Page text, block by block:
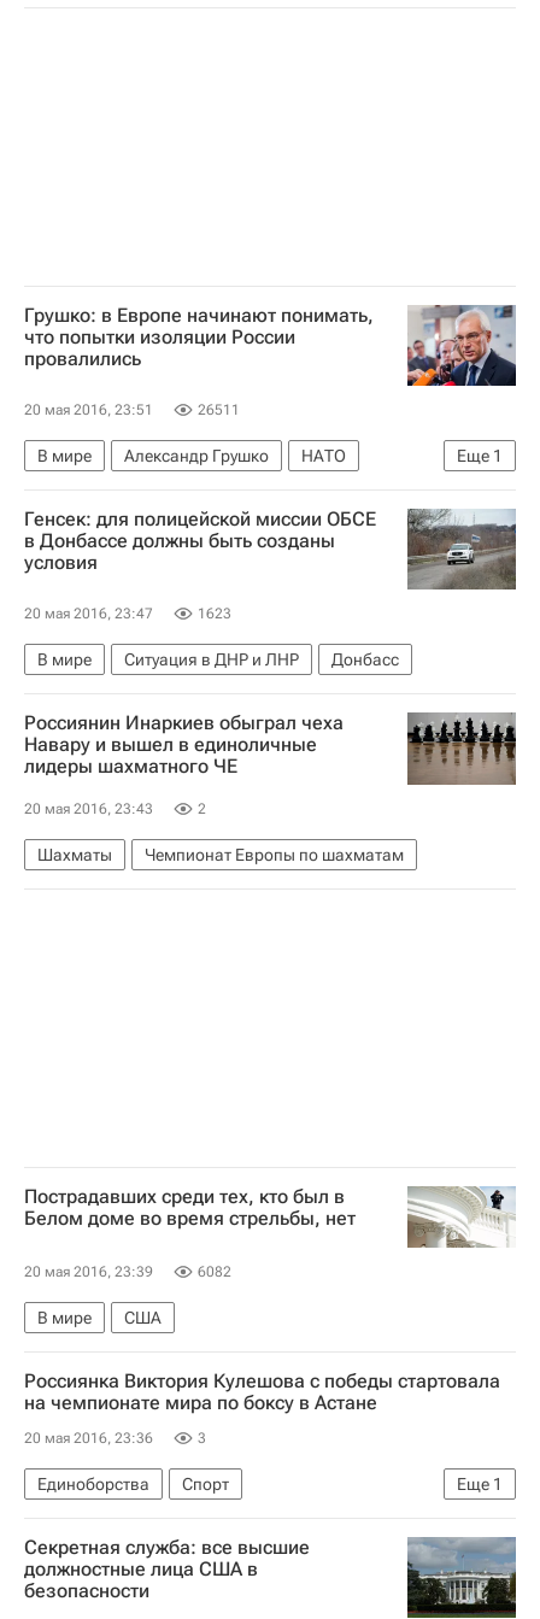
Расследование крушения самолета EgyptAir
Грушко: в Европе начинают понимать,
что попытки изоляции России
провалились
20 мая 2016, 23:51 26511
Еще 1
В мире Александр Грушко
НАТО
Россия
Генсек: для полицейской миссии ОБСЕ
в Донбассе должны быть созданы
условия
20 мая 2016, 23:47 1623
В мире Ситуация в ДНР и ЛНР Донбасс
Россиянин Инаркиев обыграл чеха
Навару и вышел в единоличные
лидеры шахматного ЧЕ
20 мая 2016, 23:43 2
Шахматы Чемпионат Европы по шахматам
Пострадавших среди тех, кто был в
Белом доме во время стрельбы, нет
20 мая 2016, 23:39 6082
В мире США
Россиянка Виктория Кулешова с победы стартовала
на чемпионате мира по боксу в Астане
20 мая 2016, 23:36 3
Еще 1
Единоборства
Спорт
Чемпионат мира по боксу среди женщин
Секретная служба: все высшие
должностные лица США в
безопасности